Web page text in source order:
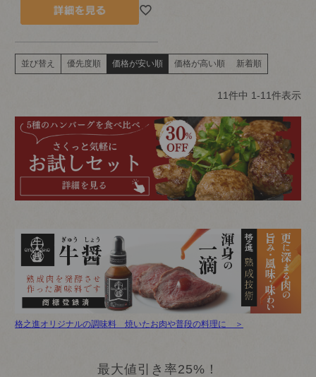
並び替え 優先度順 価格が安い順 価格が高い順 新着順
11件中 1-11件表示
格之進オリジナルの調味料 焼いたお肉や普段の料理に ＞
最大値引き率25%！